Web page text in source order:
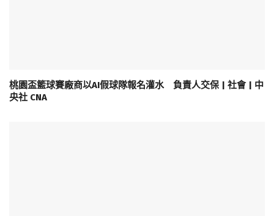
桃園盃籃球賽廠商以AI假球隊報名灌水 負責人交保 | 社會 | 中
央社 CNA